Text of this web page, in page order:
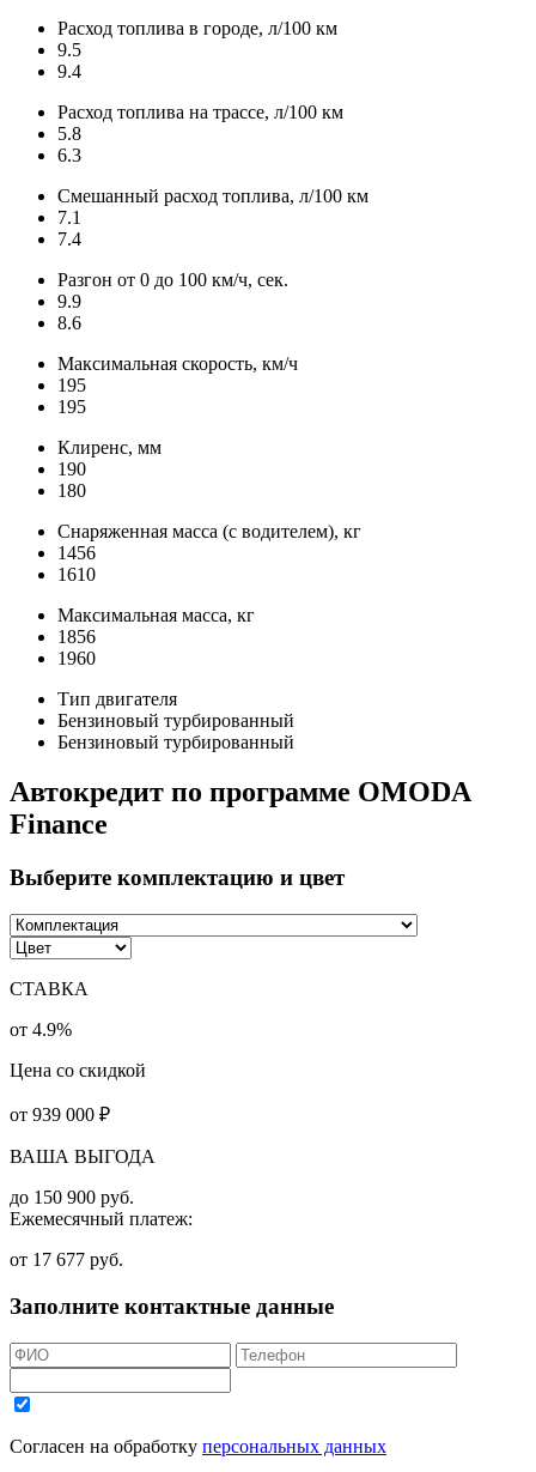
Расход топлива в городе, л/100 км
9.5
9.4
Расход топлива на трассе, л/100 км
5.8
6.3
Смешанный расход топлива, л/100 км
7.1
7.4
Разгон от 0 до 100 км/ч, сек.
9.9
8.6
Максимальная скорость, км/ч
195
195
Клиренс, мм
190
180
Снаряженная масса (с водителем), кг
1456
1610
Максимальная масса, кг
1856
1960
Тип двигателя
Бензиновый турбированный
Бензиновый турбированный
Автокредит по программе OMODA
Finance
Выберите комплектацию и цвет
СТАВКА
от 4.9%
Цена со скидкой
от 939 000 ₽
ВАША ВЫГОДА
до 150 900 руб.
Ежемесячный платеж:
от 17 677 руб.
Заполните контактные данные
Согласен на обработку персональных данных